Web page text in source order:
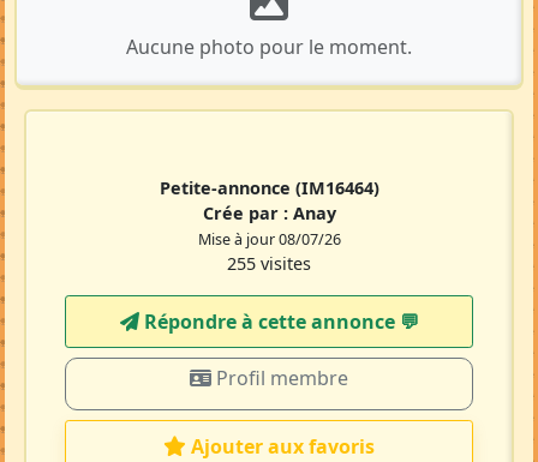
Aucune photo pour le moment.
Petite-annonce (IM16464)
Crée par : Anay
Mise à jour 08/07/26
255 visites
Répondre à cette annonce 💬​
Profil membre
Ajouter aux favoris